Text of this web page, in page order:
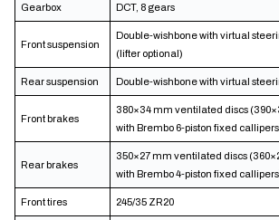
Gearbox DCT, 8 gears
Front suspension
Double-wishbone with virtual
(lifter optional)
Rear suspension Double-wishbone with virtual
Front brakes
380×34 mm ventilated discs
with Brembo 6-piston fixed
Rear brakes
350×27 mm ventilated discs
with Brembo 4-piston fixed
Front tires 245/35 ZR20